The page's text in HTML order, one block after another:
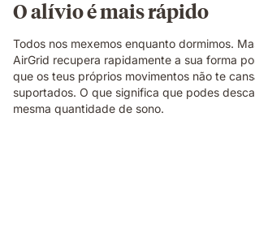
O alívio é mais rápido
Todos nos mexemos enquanto dormimos.
AirGrid recupera rapidamente a sua forma
que os teus próprios movimentos não te
suportados. O que significa que podes
mesma quantidade de sono.